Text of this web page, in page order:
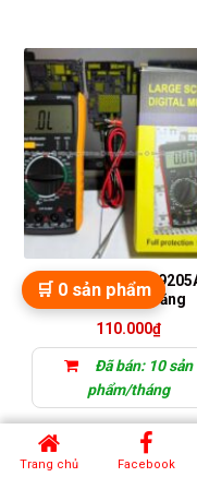
Đồng hồ đo
DM920 vạn năng
110.000₫
Đã bán: 10 sản
phẩm/tháng
THÊM VÀO GIỎ HÀNG
Trang chủ Facebook
🛒 0 sản phẩm